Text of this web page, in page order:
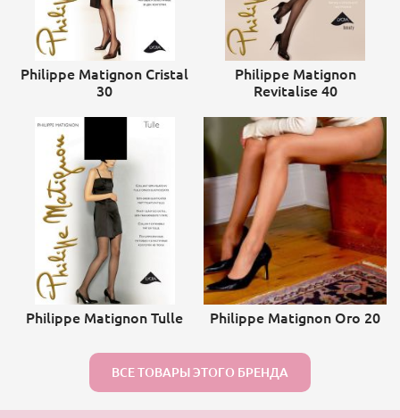
Philippe Matignon Cristal
30
Philippe Matignon
Revitalise 40
Philippe Matignon Tulle Philippe Matignon Oro 20
ВСЕ ТОВАРЫ ЭТОГО БРЕНДА